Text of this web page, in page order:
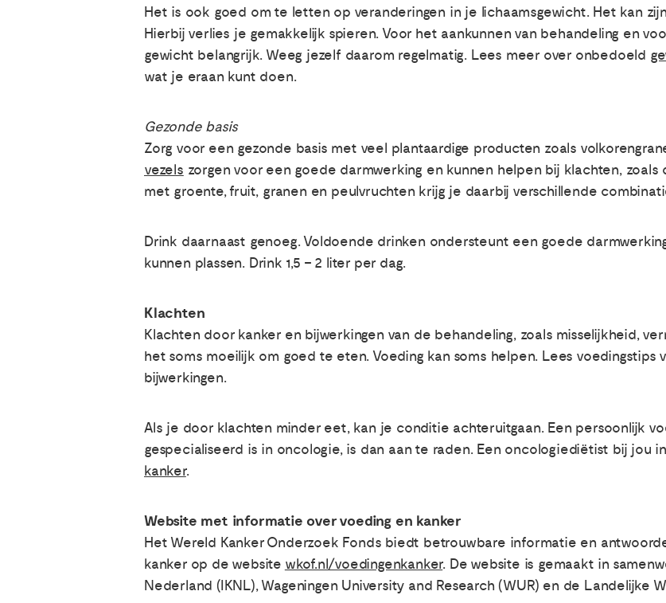
Het is ook goed om te letten op veranderingen in je lichaamsgewicht. Het kan
Hierbij verlies je gemakkelijk spieren. Voor het aankunnen van behandeling en
gewicht belangrijk. Weeg jezelf daarom regelmatig. Lees meer over onbedoeld
wat je eraan kunt doen.
Gezonde basis
Zorg voor een gezonde basis met veel plantaardige producten zoals
vezels zorgen voor een goede darmwerking en kunnen helpen bij klachten,
met groente, fruit, granen en peulvruchten krijg je daarbij verschillende
Drink daarnaast genoeg. Voldoende drinken ondersteunt een goede
kunnen plassen. Drink 1,5 – 2 liter per dag.
Klachten
Klachten door kanker en bijwerkingen van de behandeling, zoals misselijkheid,
het soms moeilijk om goed te eten. Voeding kan soms helpen. Lees voedingstips
bijwerkingen.
Als je door klachten minder eet, kan je conditie achteruitgaan. Een persoonlijk
gespecialiseerd is in oncologie, is dan aan te raden. Een oncologiediëtist bij jou
kanker.
Website met informatie over voeding en kanker
Het Wereld Kanker Onderzoek Fonds biedt betrouwbare informatie en
kanker op de website wkof.nl/voedingenkanker. De website is gemaakt in
Nederland (IKNL), Wageningen University and Research (WUR) en de Landelijke